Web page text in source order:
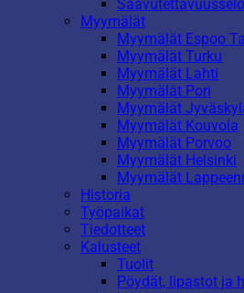
Myymälät
Myymälät Espoo
Myymälät Turku
Myymälät Lahti
Myymälät Pori
Myymälät
Myymälät Kouvola
Myymälät Porvoo
Myymälät Helsinki
Myymälät
Historia
Työpaikat
Tiedotteet
Kalusteet
Tuolit
Pöydät, lipastot ja